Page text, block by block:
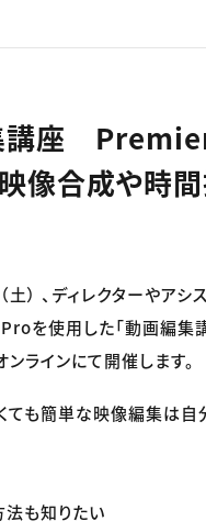
講座
像合成や時
） 、ディレクターやア
を使用した「動画編集
ラインにて開催します。
も簡単な映像編集は自
法も知りたい